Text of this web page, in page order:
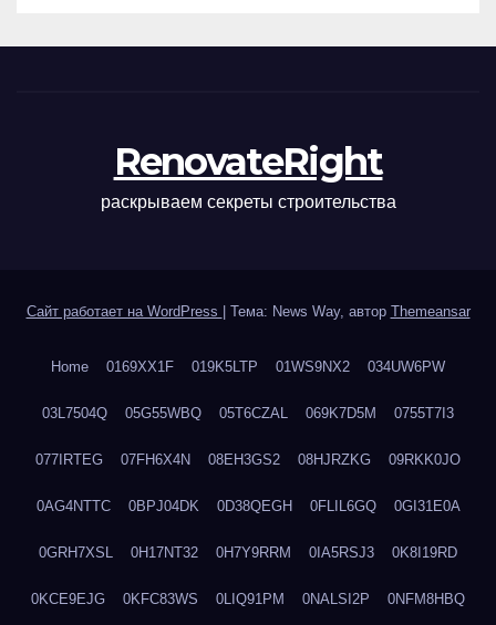
RenovateRight
раскрываем секреты строительства
Сайт работает на WordPress Тема: News Way, автор Themeansar
Home 0169XX1F 019K5LTP 01WS9NX2 034UW6PW
03L7504Q 05G55WBQ 05T6CZAL 069K7D5M 0755T7I3
077IRTEG 07FH6X4N 08EH3GS2 08HJRZKG 09RKK0JO
0AG4NTTC 0BPJ04DK 0D38QEGH 0FLIL6GQ 0GI31E0A
0GRH7XSL 0H17NT32 0H7Y9RRM 0IA5RSJ3 0K8I19RD
0KCE9EJG 0KFC83WS 0LIQ91PM 0NALSI2P 0NFM8HBQ